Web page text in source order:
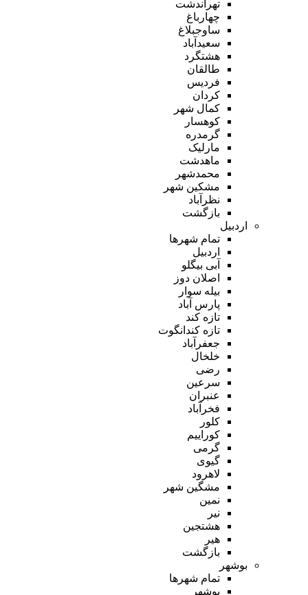
تهراندشت
چهارباغ
ساوجبلاغ
سعیدآباد
هشتگرد
طالقان
فردیس
کردان
کمال شهر
کوهسار
گرمدره
مارلیک
ماهدشت
محمدشهر
مشکین شهر
نظرآباد
بازگشت
اردبیل
تمام شهر‌ها
اردبیل
آبی بیگلو
اصلان دوز
بیله سوار
پارس آباد
تازه کند
تازه کندانگوت
جعفرآباد
خلخال
رضی
سرعین
عنبران
فخرآباد
کلور
کوراییم
گرمی
گیوی
لاهرود
مشگین شهر
نمین
نیر
هشتجین
هیر
بازگشت
بوشهر
تمام شهر‌ها
بوشهر